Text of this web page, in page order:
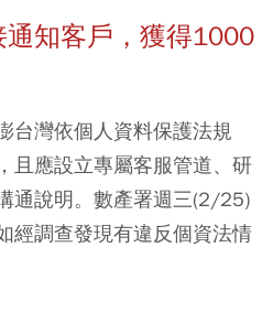
知客戶，獲得1000
台灣依個人資料保護法規
且應設立專屬客服管道、研
通說明。數產署週三(2/25)
經調查發現有違反個資法情